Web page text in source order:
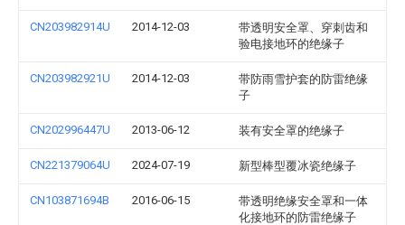
CN203982914U 2014-12-03
带透明安全罩、穿刺齿和
验电接地环的绝缘子
CN203982921U 2014-12-03
带防雨雪护套的防雷绝缘
子
CN202996447U 2013-06-12 装有安全罩的绝缘子
CN221379064U 2024-07-19 新型棒型覆冰瓷绝缘子
CN103871694B 2016-06-15
带透明绝缘安全罩和一体
化接地环的防雷绝缘子